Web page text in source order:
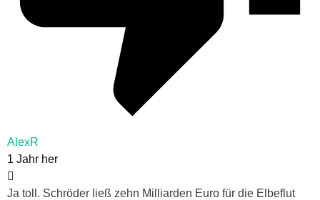
AlexR
1 Jahr her
Ja toll. Schröder ließ zehn Milliarden Euro für die Elbeflut